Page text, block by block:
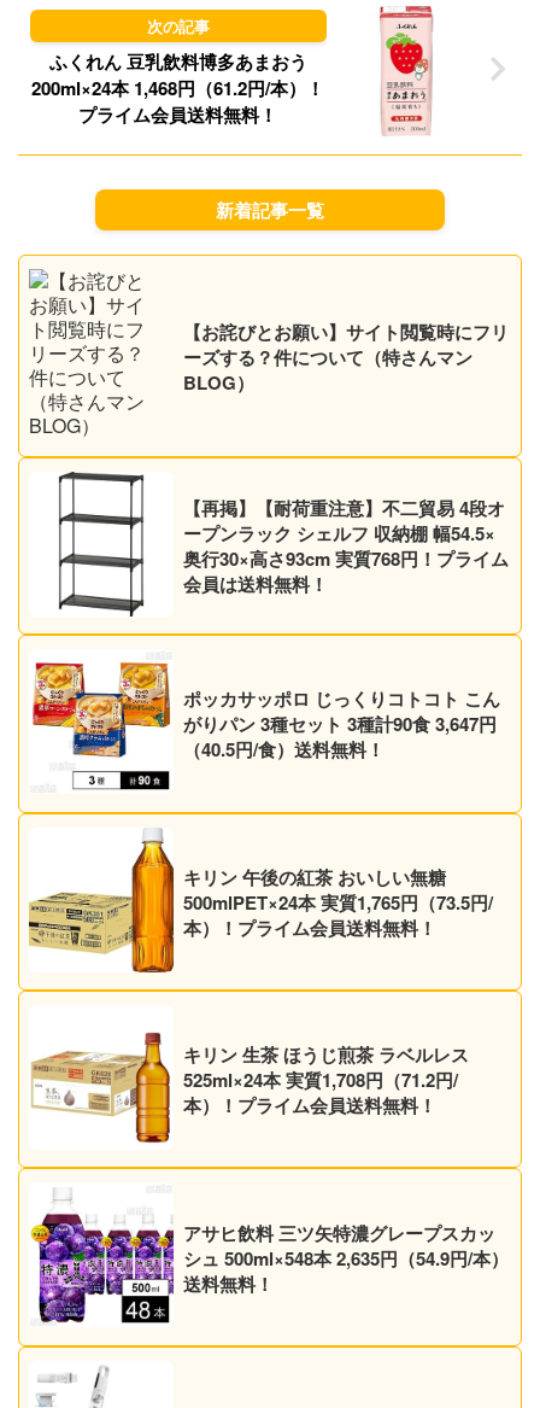
ふくれん 豆乳飲料博多あまおう
200ml×24本 1,468円（61.2円/本）！
プライム会員送料無料！
新着記事一覧
【お詫びとお願い】サイト閲覧時にフリ
ーズする？件について（特さんマン
BLOG）
【再掲】【耐荷重注意】不二貿易 4段オ
ープンラック シェルフ 収納棚 幅54.5×
奥行30×高さ93cm 実質768円！プライム
会員は送料無料！
ポッカサッポロ じっくりコトコト こん
がりパン 3種セット 3種計90食 3,647円
（40.5円/食）送料無料！
キリン 午後の紅茶 おいしい無糖
500mlPET×24本 実質1,765円（73.5円/
本）！プライム会員送料無料！
キリン 生茶 ほうじ煎茶 ラベルレス
525ml×24本 実質1,708円（71.2円/
本）！プライム会員送料無料！
アサヒ飲料 三ツ矢特濃グレープスカッ
シュ 500ml×548本 2,635円（54.9円/本）
送料無料！